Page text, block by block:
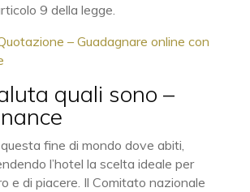
9 della legge.
– Guadagnare online con
quali sono –
fine di mondo dove abiti,
l’hotel la scelta ideale per
e di piacere. Il Comitato nazionale